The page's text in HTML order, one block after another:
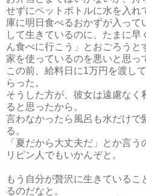
せずにペットボトルに水を入れ
庫に明日食べるおかずが入っ
して生きているのに、たまに早
ん食べに行こう」とおごろうと
家を使っているのを悪いと思
この前、給料日に1万円を渡し
らった。
そうした方が、彼女は遠慮なく
ると思ったから。
言わなかったら風呂も水だけで
る。
「夏だから大丈夫だ」とか言
リピン人でもいかんぞと。
もう自分が贅沢に生きているこ
るのだなと。